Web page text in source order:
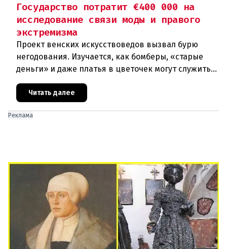
Государство потратит €400 000 на
исследование связи моды и правого
экстремизма
Проект венских искусствоведов вызвал бурю
негодования. Изучается, как бомберы, «старые
деньги» и даже платья в цветочек могут служить
инструментом пропаганды. Оппоненты требуют
ответа от министра наук
Читать далее
Реклама